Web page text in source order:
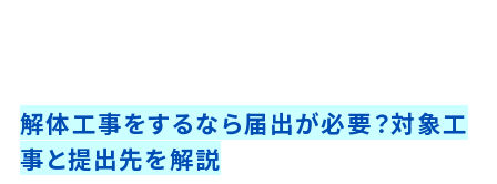
解体工事をするなら届出が必要？対象工
事と提出先を解説